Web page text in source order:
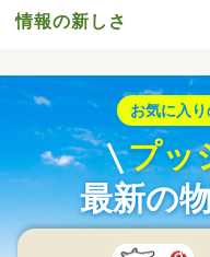
情報の新しさ
お気に入り
プッ
最新の